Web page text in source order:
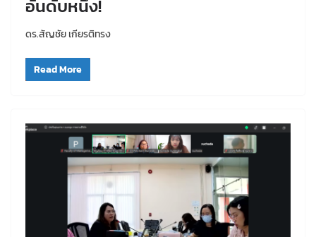
อันดับหนึ่ง!
ดร.สัญชัย เกียรติทรง
Read More